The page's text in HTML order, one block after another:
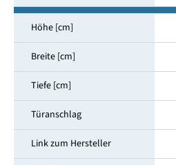
Höhe [cm]
Breite [cm]
Tiefe [cm]
Türanschlag
Link zum Hersteller